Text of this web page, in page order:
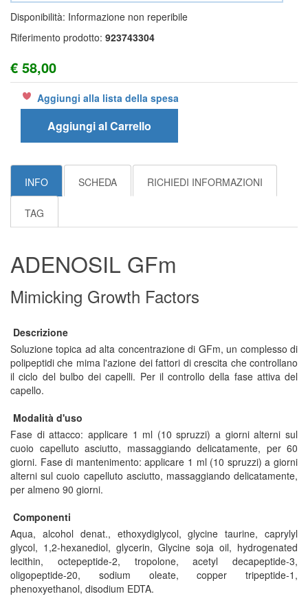
Disponibilità: Informazione non reperibile
Riferimento prodotto: 923743304
€ 58,00
Aggiungi alla lista della spesa
Aggiungi al Carrello
INFO SCHEDA RICHIEDI INFORMAZIONI
TAG
ADENOSIL GFm
Mimicking Growth Factors
Descrizione
Soluzione topica ad alta concentrazione di GFm, un complesso di
polipeptidi che mima l'azione dei fattori di crescita che controllano
il ciclo del bulbo dei capelli. Per il controllo della fase attiva del
capello.
Modalità d'uso
Fase di attacco: applicare 1 ml (10 spruzzi) a giorni alterni sul
cuoio capelluto asciutto, massaggiando delicatamente, per 60
giorni. Fase di mantenimento: applicare 1 ml (10 spruzzi) a giorni
alterni sul cuoio capelluto asciutto, massaggiando delicatamente,
per almeno 90 giorni.
Componenti
Aqua, alcohol denat., ethoxydiglycol, glycine taurine, caprylyl
glycol, 1,2-hexanediol, glycerin, Glycine soja oil, hydrogenated
lecithin, octepeptide-2, tropolone, acetyl decapeptide-3,
oligopeptide-20, sodium oleate, copper tripeptide-1,
phenoxyethanol, disodium EDTA.